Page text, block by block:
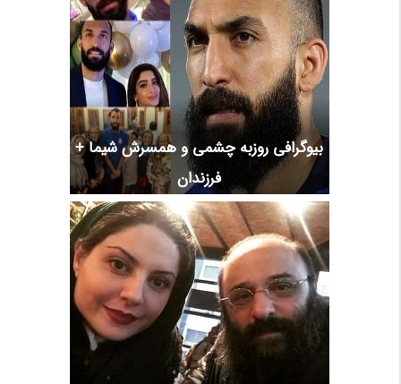
بیوگرافی روزبه چشمی و همسرش شیما +
فرزندان